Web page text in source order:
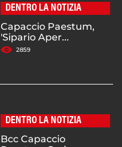
DENTRO LA NOTIZIA
Capaccio Paestum,
'Sipario Aper...
2859
DENTRO LA NOTIZIA
Bcc Capaccio